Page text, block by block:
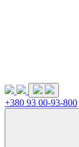
+380 93 00-93-800